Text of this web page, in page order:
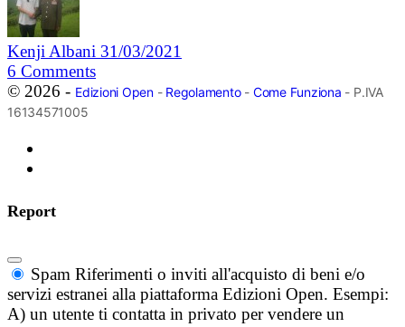
Kenji Albani 31/03/2021
6 Comments
© 2026 - Edizioni Open- Regolamento- Come Funziona - P.IVA
16134571005
Report
Spam Riferimenti o inviti all'acquisto di beni e/o
servizi estranei alla piattaforma Edizioni Open. Esempi:
A) un utente ti contatta in privato per vendere un